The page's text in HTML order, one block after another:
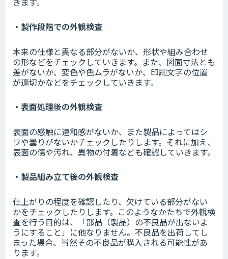
・製作段階での外観検査
本来の仕様と異なる部分がないか、形状や組み合わせ
の形などをチェックしていきます。また、図面寸法とも
差がないか、変色や色ムラがないか、印刷文字の位置
が適切かなどをチェックしていきます。
・表面処理後の外観検査
表面の感触に違和感がないか、また製品によってはシ
ワや曇りがないかチェックしたりします。それに加え、
表面の傷や汚れ、異物の付着なども確認していきます。
・製品組み立て後の外観検査
仕上がりの程度を確認したり、欠けている部分がない
かをチェックしたりします。このようなかたちで外観検
査を行う目的は、「部品（製品）の不良品が出ないよ
うにすること」に他なりません。不良品を出荷してし
まった場合、当然その不良品が購入される可能性があ
ります。